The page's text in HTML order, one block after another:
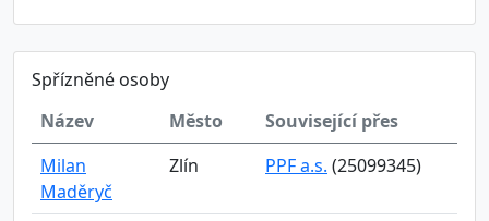
Spřízněné osoby
Název
Město
Související přes
Milan
Maděryč
Zlín PPF a.s. (25099345)